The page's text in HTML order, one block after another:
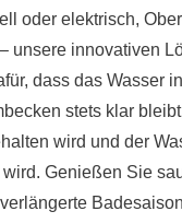
oder elektrisch,
unsere innovativen
dass das Wasser
stets klar
wird und der
Genießen Sie